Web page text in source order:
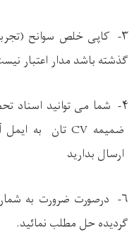
۳- کاپی خلص سوانح
گذشته باشد مدار اعتبار
۴- شما می توانید اسناد
ضمیمه CVتان به ایمل
ارسال بدارید
۶- درصورت ضرورت به
گردیده حل مطلب نمائید.